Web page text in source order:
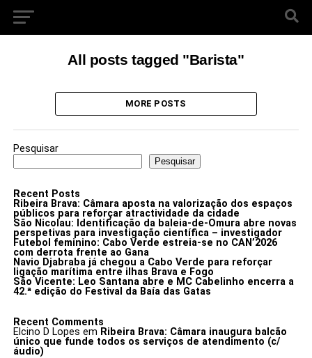
All posts tagged "Barista"
MORE POSTS
Pesquisar
Pesquisar
Recent Posts
Ribeira Brava: Câmara aposta na valorização dos espaços
públicos para reforçar atractividade da cidade
São Nicolau: Identificação da baleia-de-Omura abre novas
perspetivas para investigação científica – investigador
Futebol feminino: Cabo Verde estreia-se no CAN’2026
com derrota frente ao Gana
Navio Djabraba já chegou a Cabo Verde para reforçar
ligação marítima entre ilhas Brava e Fogo
São Vicente: Leo Santana abre e MC Cabelinho encerra a
42.ª edição do Festival da Baía das Gatas
Recent Comments
Elcino D Lopes em Ribeira Brava: Câmara inaugura balcão
único que funde todos os serviços de atendimento (c/
áudio)